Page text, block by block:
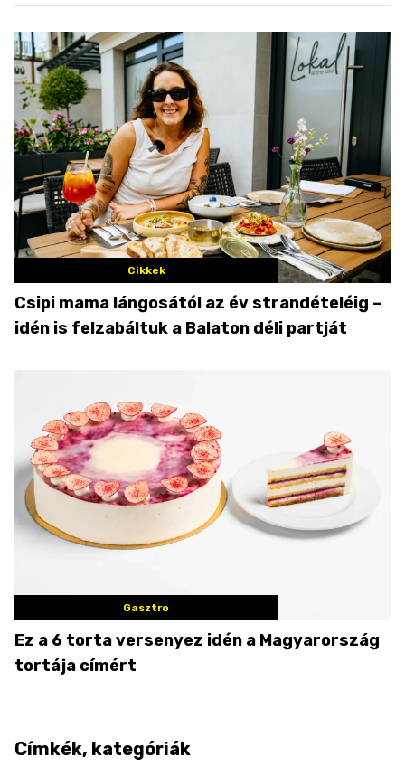
Cikkek
Csipi mama lángosától az év strandételéig –
idén is felzabáltuk a Balaton déli partját
Gasztro
Ez a 6 torta versenyez idén a Magyarország
tortája címért
Címkék, kategóriák